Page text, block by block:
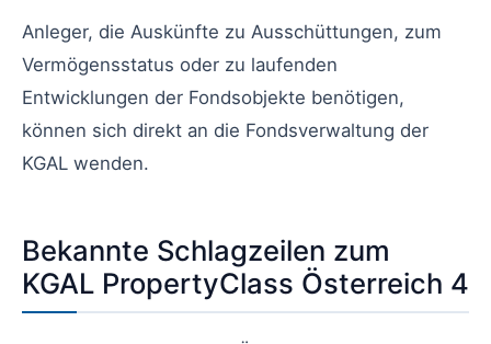
Anleger, die Auskünfte zu Ausschüttungen, zum
Vermögensstatus oder zu laufenden
Entwicklungen der Fondsobjekte benötigen,
können sich direkt an die Fondsverwaltung der
KGAL wenden.
Bekannte Schlagzeilen zum
KGAL PropertyClass Österreich 4